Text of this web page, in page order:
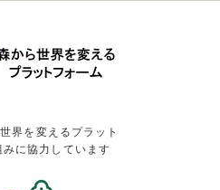
界を変えるプラット
に協力しています